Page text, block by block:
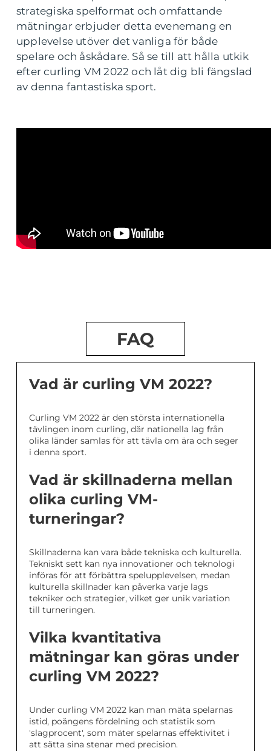
strategiska spelformat och omfattande
mätningar erbjuder detta evenemang en
upplevelse utöver det vanliga för både
spelare och åskådare. Så se till att hålla utkik
efter curling VM 2022 och låt dig bli fängslad
av denna fantastiska sport.
FAQ
Vad är curling VM 2022?
Curling VM 2022 är den största internationella
tävlingen inom curling, där nationella lag från
olika länder samlas för att tävla om ära och seger
i denna sport.
Vad är skillnaderna mellan
olika curling VM-
turneringar?
Skillnaderna kan vara både tekniska och kulturella.
Tekniskt sett kan nya innovationer och teknologi
införas för att förbättra spelupplevelsen, medan
kulturella skillnader kan påverka varje lags
tekniker och strategier, vilket ger unik variation
till turneringen.
Vilka kvantitativa
mätningar kan göras under
curling VM 2022?
Under curling VM 2022 kan man mäta spelarnas
istid, poängens fördelning och statistik som
'slagprocent', som mäter spelarnas effektivitet i
att sätta sina stenar med precision.